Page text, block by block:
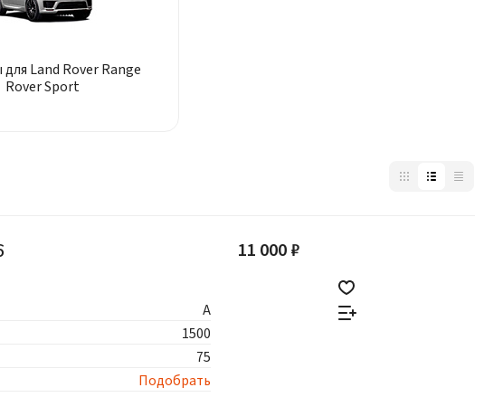
Land Rover Range
Rover Sport
A
1500
75
Подобрать
11 000 ₽